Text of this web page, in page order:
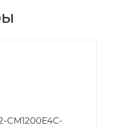
CM1200E4C-